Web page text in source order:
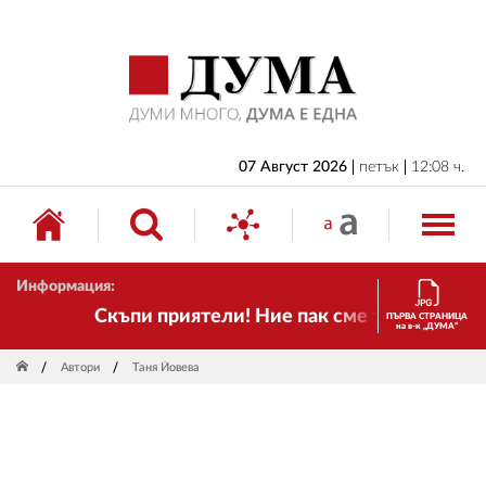
07 Август 2026 петък 12:08 ч.
Информация:
Скъпи приятели! Ние пак сме тук! Времето
ПЪРВА СТРАНИЦА
на в-к „ДУМА“
Автори Таня Йовева
БЪЛГАРИЯ
ИКОНОМИКА
ИЗБОРИ
СВЯТ